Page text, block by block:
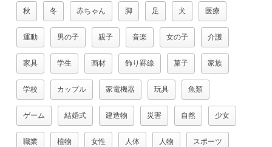
秋 冬 赤ちゃん 脚 足 犬 医療
運動 男の子 親子 音楽 女の子 介護
家具 学生 画材 飾り罫線 菓子 家族
学校 カップル 家電機器 玩具 魚類
ゲーム 結婚式 建造物 災害 自然 少女
職業 植物 女性 人体 人物 スポーツ